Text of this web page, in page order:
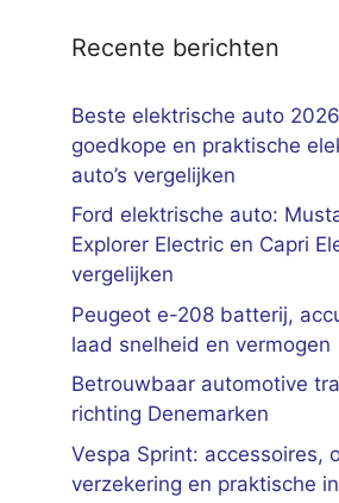
Recente berichten
Beste elektrische auto
goedkope en praktische
auto’s vergelijken
Ford elektrische auto:
Explorer Electric en Capri
vergelijken
Peugeot e-208 batterij,
laad snelheid en vermogen
Betrouwbaar automotive
richting Denemarken
Vespa Sprint: accessoires,
verzekering en praktische